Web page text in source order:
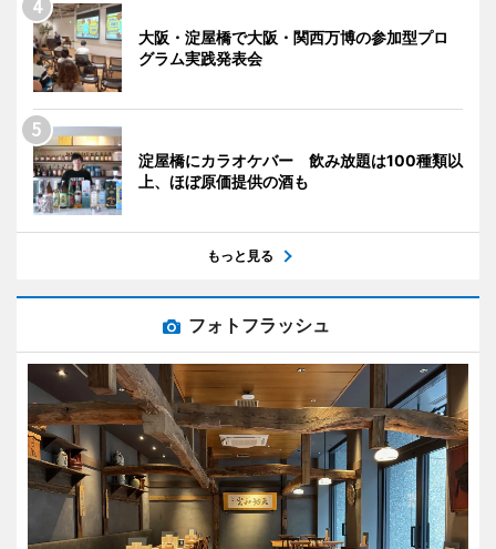
大阪・淀屋橋で大阪・関西万博の参加型プロ
グラム実践発表会
淀屋橋にカラオケバー 飲み放題は100種類以
上、ほぼ原価提供の酒も
もっと見る
フォトフラッシュ